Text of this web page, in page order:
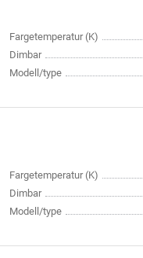
Fargetemperatur (K)
Dimbar
Modell/type
Fargetemperatur (K)
Dimbar
Modell/type